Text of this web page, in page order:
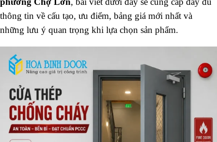
thông tin về cấu tạo, ưu điểm, bảng giá mới nhất và
những lưu ý quan trọng khi lựa chọn sản phẩm.